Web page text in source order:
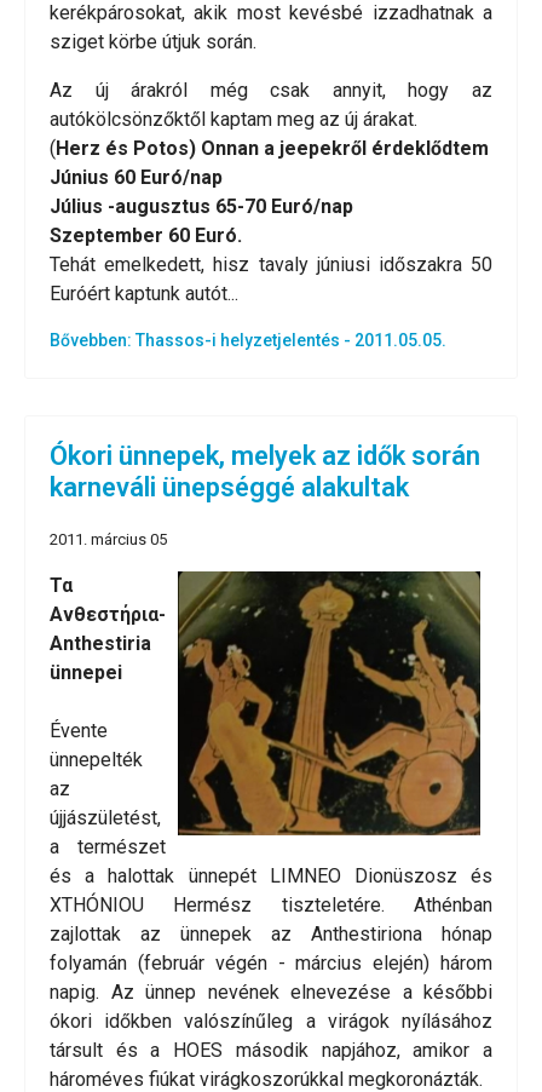
kerékpárosokat, akik most kevésbé izzadhatnak a
sziget körbe útjuk során.
Az új árakról még csak annyit, hogy az
autókölcsönzőktől kaptam meg az új árakat.
(Herz és Potos) Onnan a jeepekről érdeklődtem
Június 60 Euró/nap
Július -augusztus 65-70 Euró/nap
Szeptember 60 Euró.
Tehát emelkedett, hisz tavaly júniusi időszakra 50
Euróért kaptunk autót...
Bővebben: Thassos-i helyzetjelentés - 2011.05.05.
Ókori ünnepek, melyek az idők során
karneváli ünepséggé alakultak
2011. március 05
Τα
Ανθεστήρια-
Anthestiria
ünnepei
Évente
ünnepelték
az
újjászületést,
a természet
és a halottak ünnepét LIMNEO Dionüszosz és
XTHÓNIOU Hermész tiszteletére. Athénban
zajlottak az ünnepek az Anthestiriona hónap
folyamán (február végén - március elején) három
napig. Az ünnep nevének elnevezése a későbbi
ókori időkben valószínűleg a virágok nyílásához
társult és a HOES második napjához, amikor a
hároméves fiúkat virágkoszorúkkal megkoronázták.